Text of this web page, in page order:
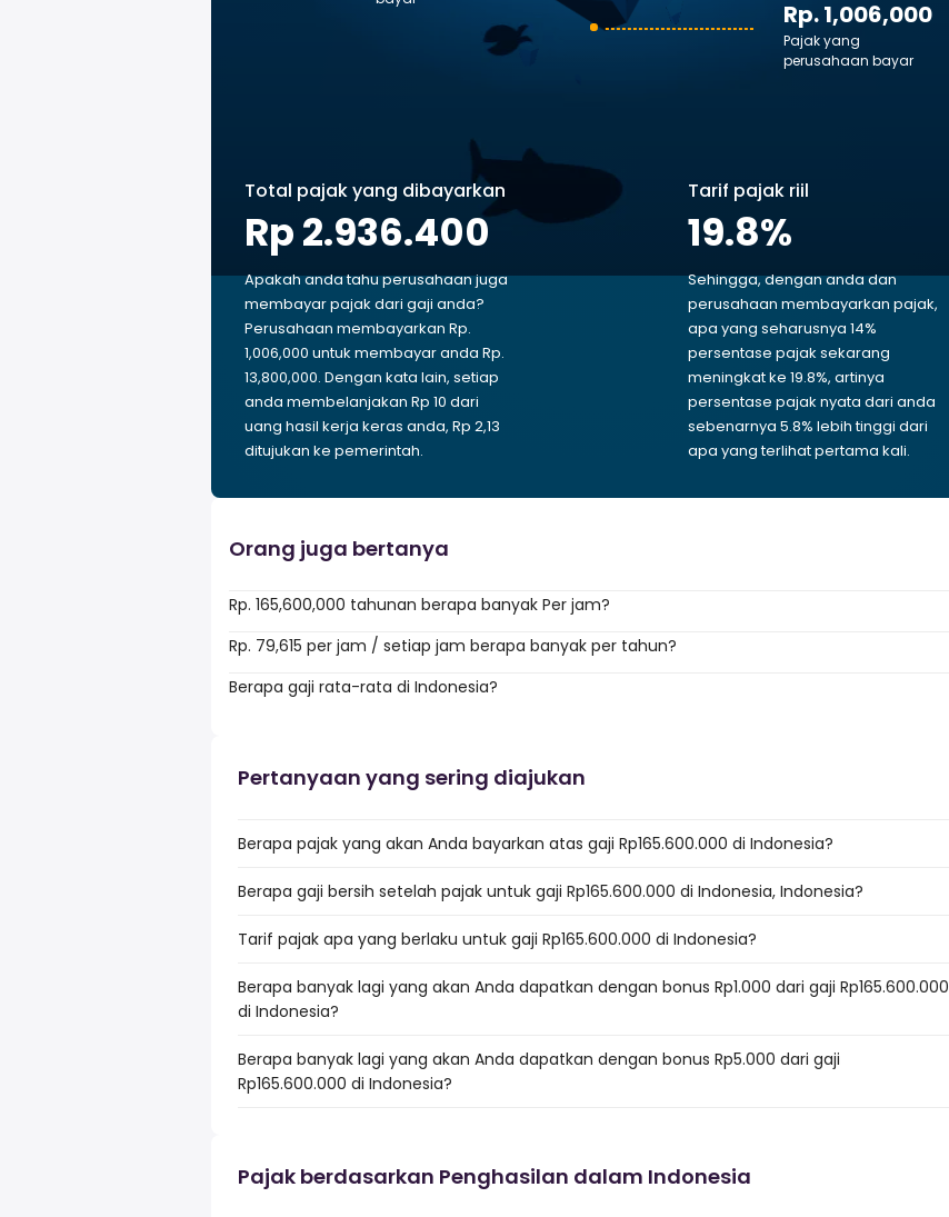
Rp. 1,006,000
Pajak yang
perusahaan bayar
Total pajak yang dibayarkan
Rp 2.936.400
Apakah anda tahu perusahaan juga
membayar pajak dari gaji anda?
Perusahaan membayarkan Rp.
1,006,000 untuk membayar anda Rp.
13,800,000. Dengan kata lain, setiap
anda membelanjakan Rp 10 dari
uang hasil kerja keras anda, Rp 2,13
ditujukan ke pemerintah.
Tarif pajak riil
19.8%
Sehingga, dengan anda dan
perusahaan membayarkan pajak,
apa yang seharusnya 14%
persentase pajak sekarang
meningkat ke 19.8%, artinya
persentase pajak nyata dari anda
sebenarnya 5.8% lebih tinggi dari
apa yang terlihat pertama kali.
Orang juga bertanya
Rp. 165,600,000 tahunan berapa banyak Per jam?
Rp. 79,615 per jam / setiap jam berapa banyak per tahun?
Berapa gaji rata-rata di Indonesia?
Pertanyaan yang sering diajukan
Berapa pajak yang akan Anda bayarkan atas gaji Rp165.600.000 di Indonesia?
Berapa gaji bersih setelah pajak untuk gaji Rp165.600.000 di Indonesia, Indonesia?
Tarif pajak apa yang berlaku untuk gaji Rp165.600.000 di Indonesia?
Berapa banyak lagi yang akan Anda dapatkan dengan bonus Rp1.000 dari gaji Rp165.600.000
di Indonesia?
Berapa banyak lagi yang akan Anda dapatkan dengan bonus Rp5.000 dari gaji
Rp165.600.000 di Indonesia?
Pajak berdasarkan Penghasilan dalam Indonesia